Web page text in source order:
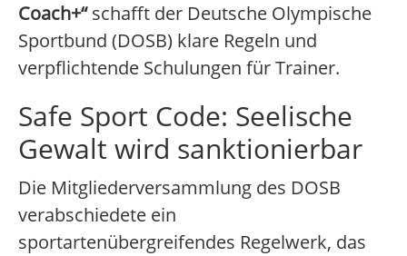
Coach+“schafft der Deutsche Olympische
Sportbund (DOSB) klare Regeln und
verpflichtende Schulungen für Trainer.
Safe Sport Code: Seelische
Gewalt wird sanktionierbar
Die Mitgliederversammlung des DOSB
verabschiedete ein
sportartenübergreifendes Regelwerk, das